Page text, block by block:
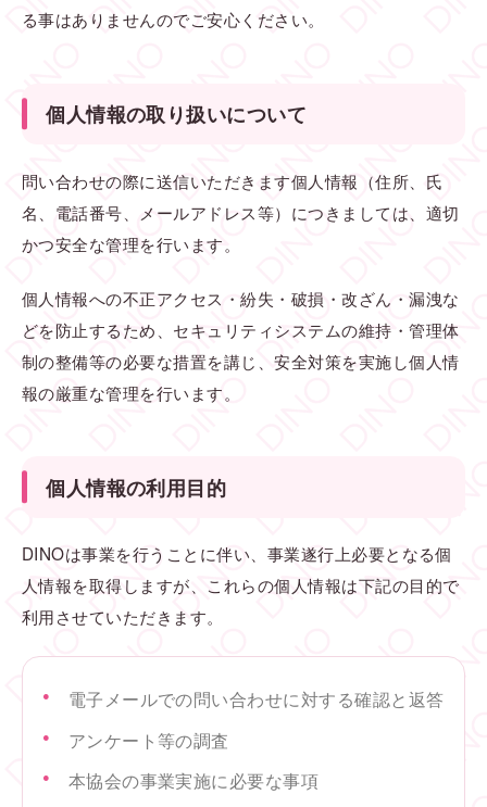
る事はありませんのでご安心ください。
個人情報の取り扱いについて
問い合わせの際に送信いただきます個人情報（住所、氏
名、電話番号、メールアドレス等）につきましては、適切
かつ安全な管理を行います。
個人情報への不正アクセス・紛失・破損・改ざん・漏洩な
どを防止するため、セキュリティシステムの維持・管理体
制の整備等の必要な措置を講じ、安全対策を実施し個人情
報の厳重な管理を行います。
個人情報の利用目的
DINOは事業を行うことに伴い、事業遂行上必要となる個
人情報を取得しますが、これらの個人情報は下記の目的で
利用させていただきます。
電子メールでの問い合わせに対する確認と返答
アンケート等の調査
本協会の事業実施に必要な事項